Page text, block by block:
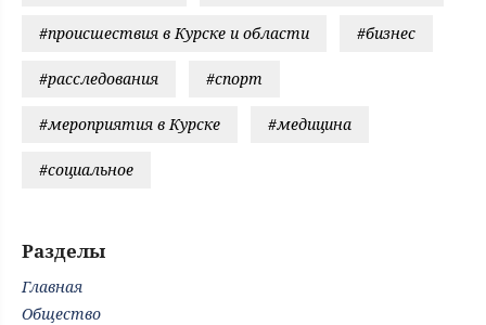
#происшествия в Курске и области #бизнес
#расследования #спорт
#мероприятия в Курске #медицина
#социальное
Разделы
Главная
Общество